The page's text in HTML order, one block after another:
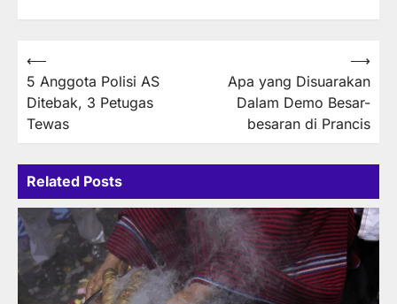
Post
navigation
⟵
5 Anggota Polisi AS
Ditebak, 3 Petugas
Tewas
Apa yang Disuarakan
Dalam Demo Besar-
besaran di Prancis
⟶
Related Posts